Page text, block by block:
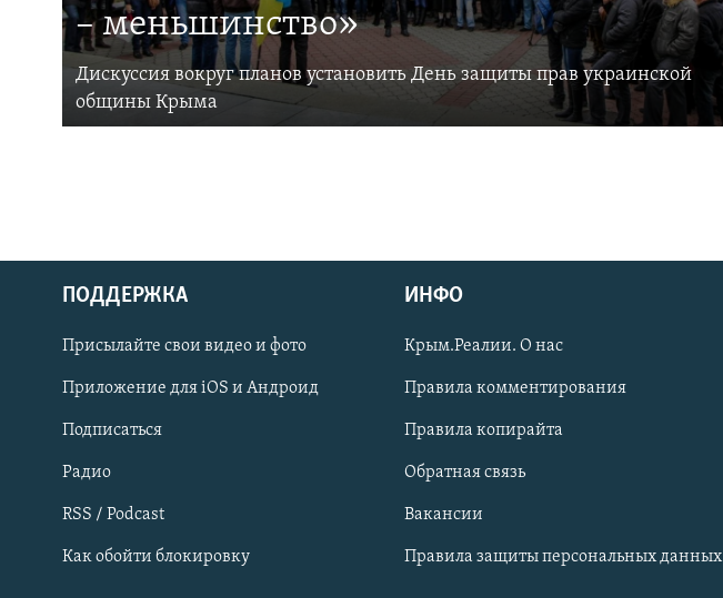
Українською
Qırımtatar
ПРИСОЕДИНЯЙТЕСЬ!
– меньшинство»
Дискуссия вокруг планов установить День защиты прав украинской
общины Крыма
ПОДДЕРЖКА
Присылайте свои видео и фото
Приложение для iOS и Андроид
Подписаться
Радио
RSS / Podcast
Как обойти блокировку
ИНФО
Крым.Реалии. О нас
Правила комментирования
Правила копирайта
Обратная связь
Вакансии
Правила защиты персональных данных